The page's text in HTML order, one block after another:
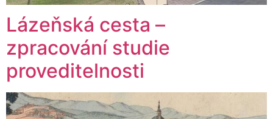
Lázeňská cesta –
zpracování studie
proveditelnosti